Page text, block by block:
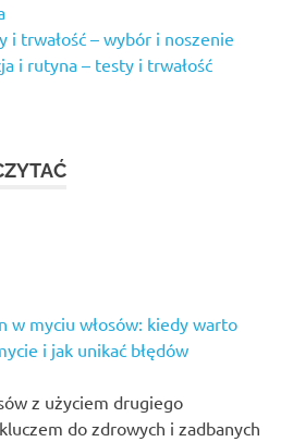
i trwałość – wybór i noszenie
i rutyna – testy i trwałość
w myciu włosów: kiedy warto
i jak unikać błędów
z użyciem drugiego
do zdrowych i zadbanych